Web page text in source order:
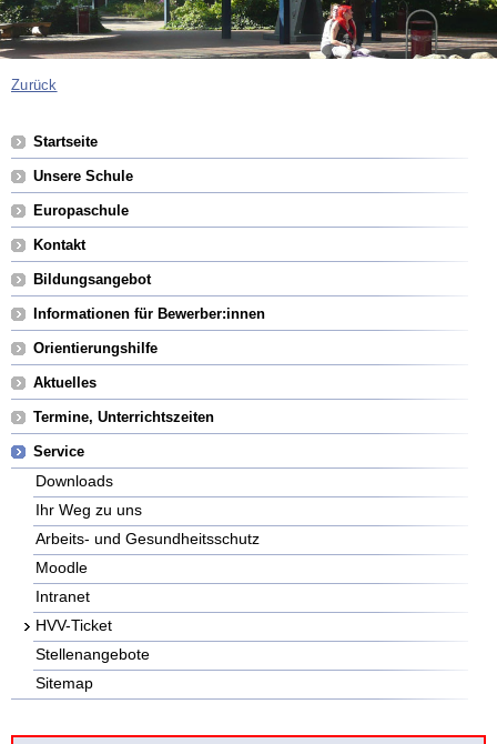
Zurück
Navigation
Startseite
Unsere Schule
Europaschule
Kontakt
Bildungsangebot
Informationen für Bewerber:innen
Orientierungshilfe
Aktuelles
Termine, Unterrichtszeiten
Service
Downloads
Ihr Weg zu uns
Arbeits- und Gesundheitsschutz
Moodle
Intranet
HVV-Ticket
Stellenangebote
Sitemap